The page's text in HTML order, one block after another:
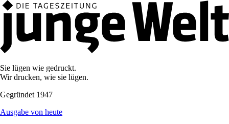
Sie lügen wie gedruckt.
Wir drucken, wie sie lügen.
Gegründet 1947
Ausgabe von heute